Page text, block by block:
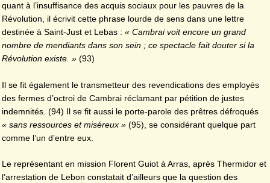
quant à l’insuffisance des acquis sociaux pour les pauvres de la
Révolution, il écrivit cette phrase lourde de sens dans une lettre
destinée à Saint-Just et Lebas : « Cambrai voit encore un grand
nombre de mendiants dans son sein ; ce spectacle fait douter si la
Révolution existe. » (93)
Il se fit également le transmetteur des revendications des employés
des fermes d’octroi de Cambrai réclamant par pétition de justes
indemnités. (94) Il se fit aussi le porte-parole des prêtres défroqués
« sans ressources et miséreux » (95), se considérant quelque part
comme l’un d’entre eux.
Le représentant en mission Florent Guiot à Arras, après Thermidor et
l’arrestation de Lebon constatait d’ailleurs que la question des